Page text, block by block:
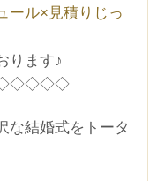
ール×見積りじっ
ります♪
な結婚式をトータ